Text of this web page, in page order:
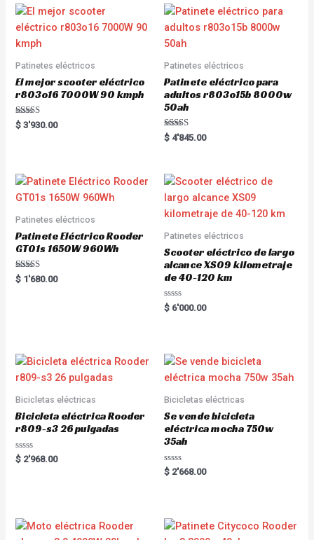
Patinetes eléctricos
El mejor scooter eléctrico
r803o16 7000W 90 kmph
Rated
5.00
$ 3'930.00
Patinetes eléctricos
Patinete eléctrico para
adultos r803o15b 8000w
50ah
Rated
5.00
$ 4'845.00
Patinetes eléctricos
Patinete Eléctrico Rooder
GT01s 1650W 960Wh
Rated
5.00
$ 1'680.00
Patinetes eléctricos
Scooter eléctrico de largo
alcance XS09 kilometraje
de 40-120 km
R
a
o
u
t
o
5
$ 6'000.00
Bicicletas eléctricas
Bicicleta eléctrica Rooder
r809-s3 26 pulgadas
R
a
u
t
$ 2'968.00
Bicicletas eléctricas
Se vende bicicleta
eléctrica mocha 750w
35ah
R
a
o
u
t
$ 2'668.00